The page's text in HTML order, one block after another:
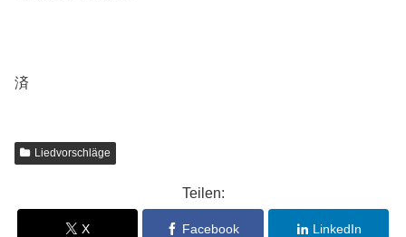
済
Liedvorschläge
Teilen:
X Facebook LinkedIn